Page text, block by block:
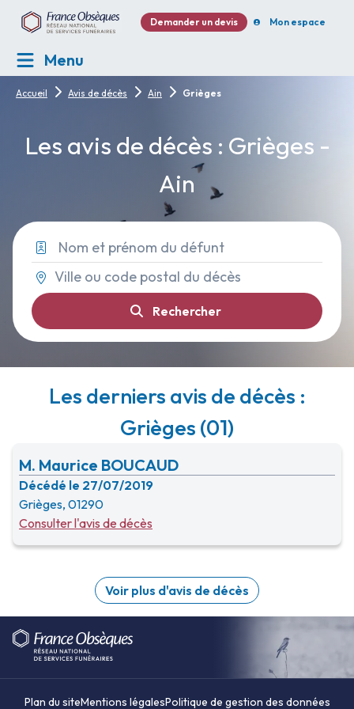
Demander un devis Mon espace
Menu
Accueil Avis de décès Ain Grièges
Les avis de décès : Grièges -
Ain
Rechercher
Les derniers avis de décès :
Grièges (01)
M. Maurice BOUCAUD
Décédé le 27/07/2019
Grièges, 01290
Consulter l'avis de décès
Voir plus d'avis de décès
Plan du siteMentions légalesPolitique de gestion des données